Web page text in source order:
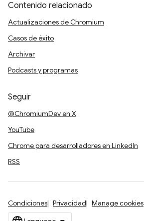
Contenido relacionado
Actualizaciones de Chromium
Casos de éxito
Archivar
Podcasts y programas
Seguir
@ChromiumDev en X
YouTube
Chrome para desarrolladores en LinkedIn
RSS
Condiciones Privacidad Manage cookies